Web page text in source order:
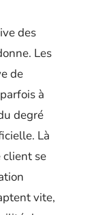
des
Les
de
à
degré
Là
client se
vite,